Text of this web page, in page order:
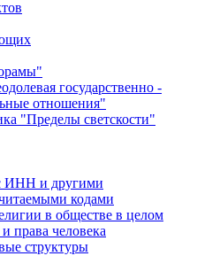
государственно -
отношения"
"Пределы светскости"
ИНН и другими
кодами
в обществе в целом
права человека
структуры